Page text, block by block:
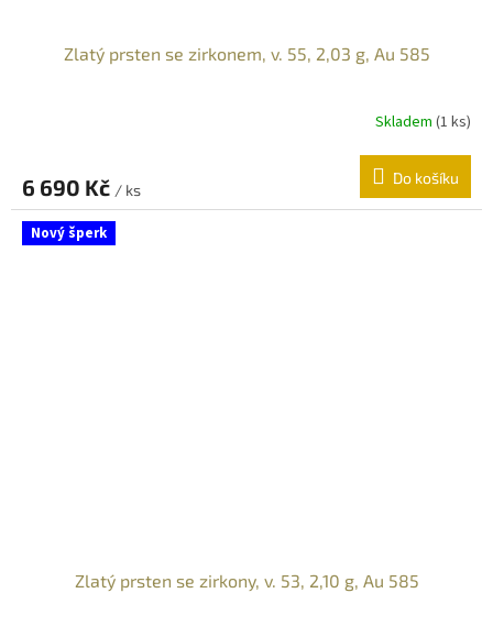
Zlatý prsten se zirkonem, v. 55, 2,03 g, Au 585
Skladem (1 ks)
6 690 Kč / ks
Do košíku
Nový šperk
Zlatý prsten se zirkony, v. 53, 2,10 g, Au 585